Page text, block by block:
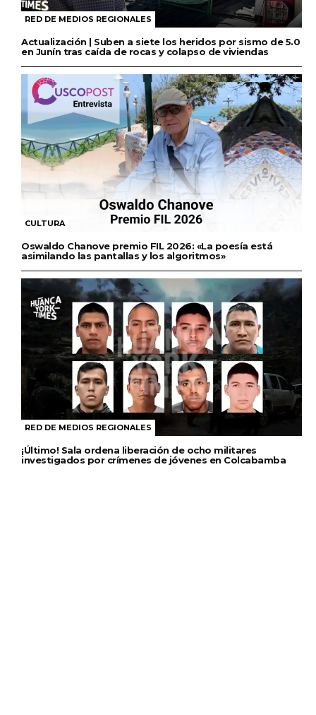
RED DE MEDIOS REGIONALES
Actualización | Suben a siete los heridos por sismo de 5.0
en Junín tras caída de rocas y colapso de viviendas
CULTURA
Oswaldo Chanove premio FIL 2026: «La poesía está
asimilando las pantallas y los algoritmos»
RED DE MEDIOS REGIONALES
¡Último! Sala ordena liberación de ocho militares
investigados por crímenes de jóvenes en Colcabamba